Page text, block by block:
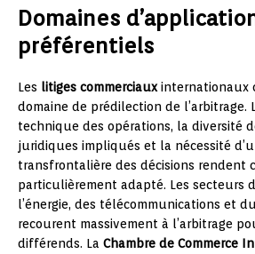
Domaines
préférentiels
Les litiges commerciauxinternationaux
domaine de prédilection de l’arbitrage.
technique des opérations, la diversité
juridiques impliqués et la nécessité
transfrontalière des décisions rendent
particulièrement adapté. Les secteurs
l’énergie, des télécommunications et
recourent massivement à l’arbitrage
différends. La Chambre de Commerce